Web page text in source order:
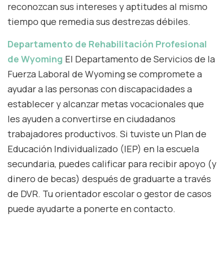
reconozcan sus intereses y aptitudes al mismo
tiempo que remedia sus destrezas débiles.
Departamento de Rehabilitación Profesional
de Wyoming El Departamento de Servicios de la
Fuerza Laboral de Wyoming se compromete a
ayudar a las personas con discapacidades a
establecer y alcanzar metas vocacionales que
les ayuden a convertirse en ciudadanos
trabajadores productivos. Si tuviste un Plan de
Educación Individualizado (IEP) en la escuela
secundaria, puedes calificar para recibir apoyo (y
dinero de becas) después de graduarte a través
de DVR. Tu orientador escolar o gestor de casos
puede ayudarte a ponerte en contacto.